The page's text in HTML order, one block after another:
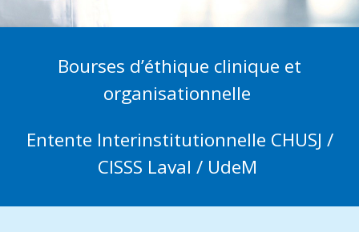
Bourses d’éthique clinique et
organisationnelle
Entente Interinstitutionnelle CHUSJ /
CISSS Laval / UdeM